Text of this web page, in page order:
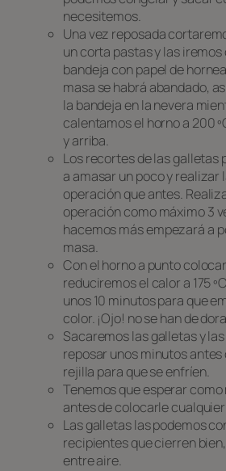
necesitemos.
Una vez reposada
un corta pastas y las
bandeja con papel de
masa se habrá abandado,
la bandeja en la nevera
calentamos el horno a 200
y arriba.
Los recortes de las galletas
a amasar un poco y realizar
operación que antes.
operación como máximo 3
hacemos más empezará a
masa.
Con el horno a punto
reduciremos el calor a 175
unos 10 minutos para que
color. ¡Ojo! no se han de
Sacaremos las galletas y
reposar unos minutos antes
rejilla para que se enfríen.
Tenemos que esperar
antes de colocarle
Las galletas las podemos
recipientes que cierren
entre aire.